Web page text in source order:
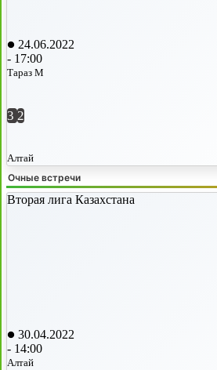
24.06.2022
- 17:00
Тараз М
3 2
Алтай
Очные встречи
Вторая лига Казахстана
30.04.2022
- 14:00
Алтай